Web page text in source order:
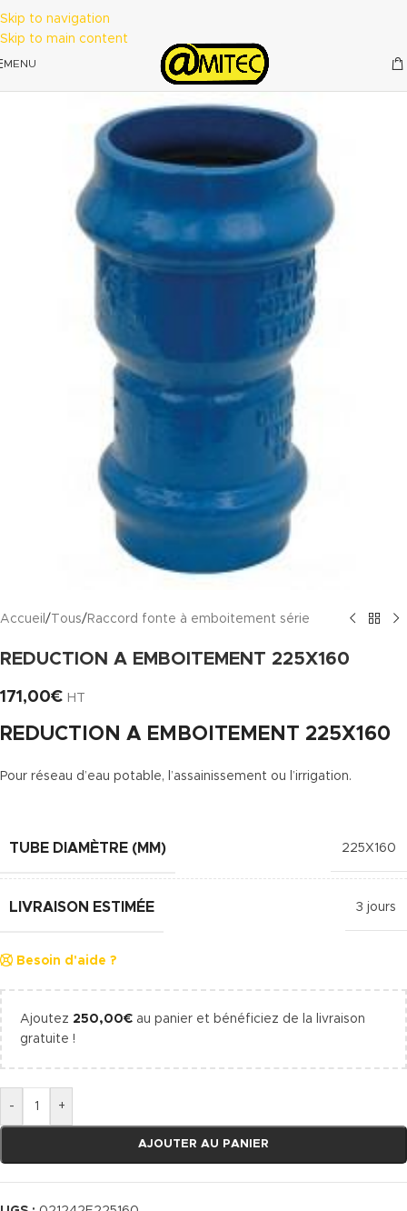
Skip to navigation
Skip to main content
MENU
Accueil /Tous/ Raccord fonte à emboitement série
REDUCTION A EMBOITEMENT 225X160
171,00€ HT
REDUCTION A EMBOITEMENT 225X160
Pour réseau d’eau potable, l’assainissement ou l’irrigation.
TUBE DIAMÈTRE (MM) 225X160
LIVRAISON ESTIMÉE 3 jours
Besoin d'aide ?
Ajoutez 250,00€ au panier et bénéficiez de la livraison
gratuite !
- +
AJOUTER AU PANIER